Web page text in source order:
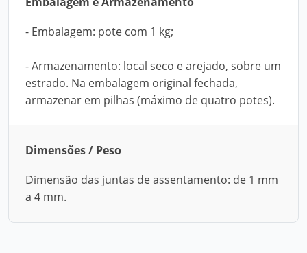
- Embalagem: pote com 1 kg;
- Armazenamento: local seco e arejado, sobre um
estrado. Na embalagem original fechada,
armazenar em pilhas (máximo de quatro potes).
Dimensões / Peso
Dimensão das juntas de assentamento: de 1 mm
a 4 mm.